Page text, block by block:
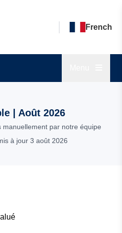
French
| Août 2026
par notre équipe
à jour 3 août 2026